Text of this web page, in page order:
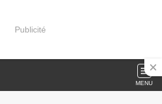
Publicité
MENU